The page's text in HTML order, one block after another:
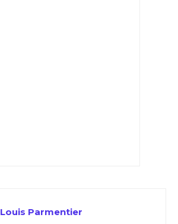
Louis Parmentier